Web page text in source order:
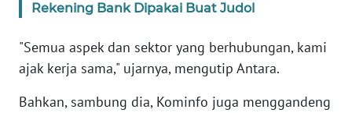
Rekening Bank Dipakai Buat Judol
"Semua aspek dan sektor yang berhubungan, kami
ajak kerja sama," ujarnya, mengutip Antara.
Bahkan, sambung dia, Kominfo juga menggandeng
KEPRI
PAPUA